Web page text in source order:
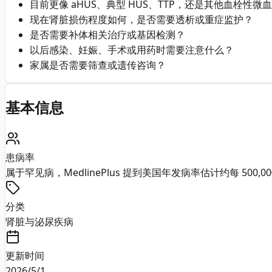
目前更像 aHUS、典型 HUS、TTP，还是其他血栓性微
现在肾脏损伤程度如何，是否需要透析或重症监护？
是否需要补体相关治疗或基因检测？
以后感染、妊娠、手术或用药时需要注意什么？
家属是否需要筛查或遗传咨询？
基本信息
患病率
属于罕见病，MedlinePlus 提到美国年发病率估计约每
分类
肾脏与泌尿疾病
更新时间